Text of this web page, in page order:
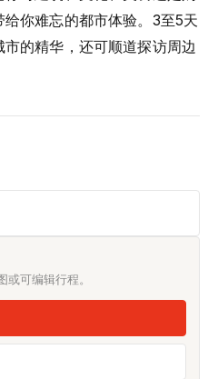
你难忘的都市体验。3至5天
的精华，还可顺道探访周边
可编辑行程。